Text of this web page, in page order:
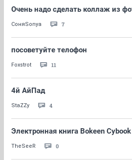
Очень надо сделать коллаж из
СоняSonya 7
посоветуйте телофон
Foxstrot 11
4й АйПад
StaZZy 4
Электронная книга Bokeen
TheSeeR 0